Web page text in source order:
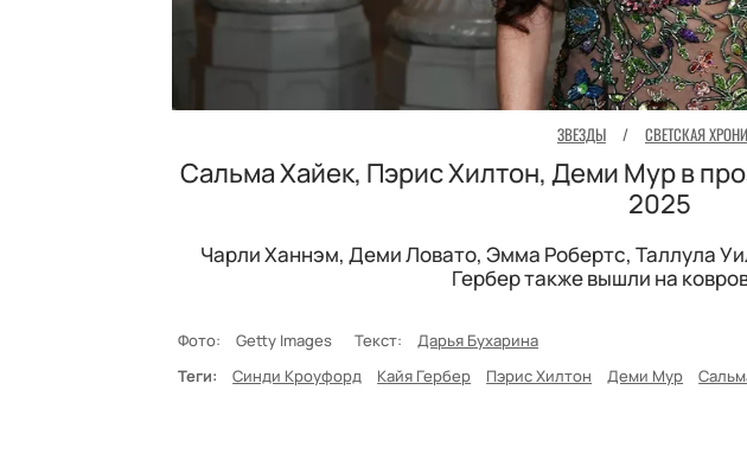
ЗВЕЗДЫ / СВЕТСКАЯ
Сальма Хайек, Пэрис Хилтон, Деми Мур в
2025
Чарли Ханнэм, Деми Ловато, Эмма Робертс, Таллула
Гербер также вышли на
Фото: Getty Images Текст: Дарья Бухарина
Теги:
Синди Кроуфорд Кайя Гербер Пэрис Хилтон Деми Мур